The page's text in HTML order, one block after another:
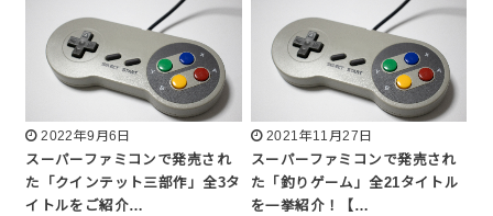
2022年9月6日
スーパーファミコンで発売され
た「クインテット三部作」全3タ
イトルをご紹介…
2021年11月27日
スーパーファミコンで発売され
た「釣りゲーム」全21タイトル
を一挙紹介！【…